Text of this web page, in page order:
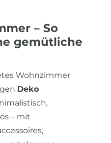
– So
gemütliche
Wohnzimmer
Deko
– mit